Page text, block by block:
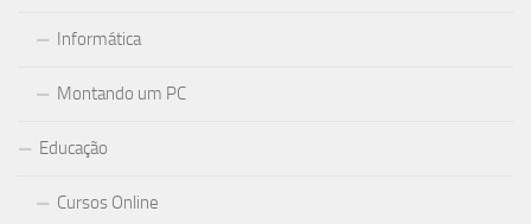
Informática
Montando um PC
Educação
Cursos Online